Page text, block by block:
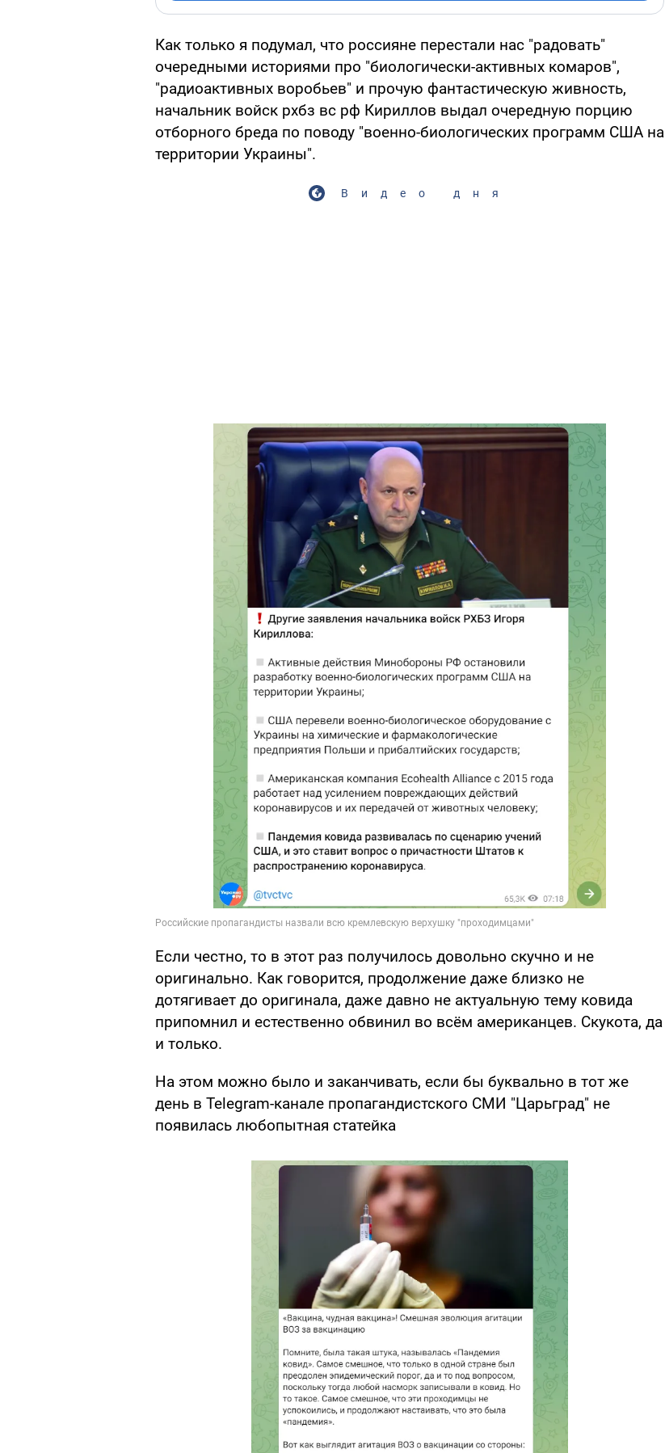
Как только я подумал, что россияне перестали нас "радовать"
очередными историями про "биологически-активных комаров",
"радиоактивных воробьев" и прочую фантастическую живность,
начальник войск рхбз вс рф Кириллов выдал очередную порцию
отборного бреда по поводу "военно-биологических программ США на
территории Украины".
Видео дня
Если честно, то в этот раз получилось довольно скучно и не
оригинально. Как говорится, продолжение даже близко не
дотягивает до оригинала, даже давно не актуальную тему ковида
припомнил и естественно обвинил во всём американцев. Скукота, да
и только.
На этом можно было и заканчивать, если бы буквально в тот же
день в Telegram-канале пропагандистского СМИ "Царьград" не
появилась любопытная статейка